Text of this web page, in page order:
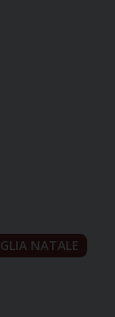
NATALE